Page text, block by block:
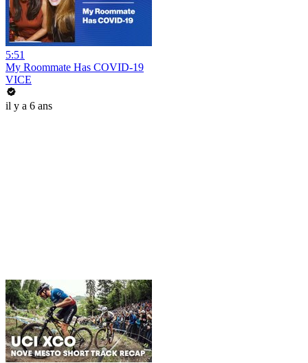
5:51
My Roommate Has COVID-19
VICE
il y a 6 ans